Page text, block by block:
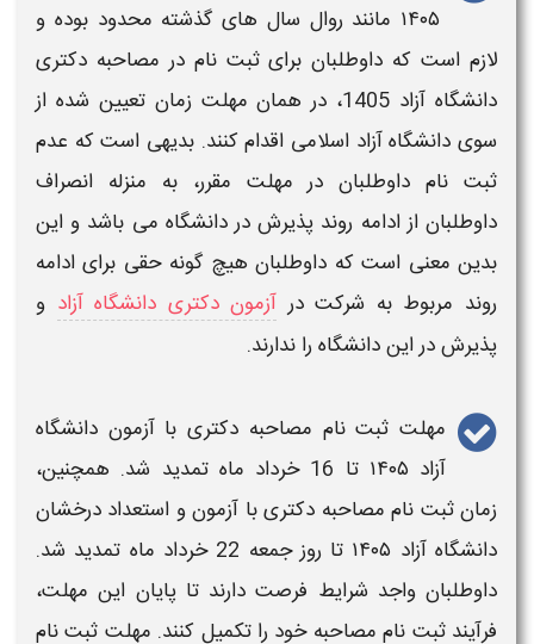
۱۴۰۵ مانند روال سال های گذشته محدود بوده و
لازم است که داوطلبان برایثبت نامدرمصاحبه دکتری
دانشگاه آزاد 1405
، در همان مهلت زمان تعیین شده از
سوی دانشگاه آزاد اسلامی اقدام کنند. بدیهی است که عدم
ثبت نامداوطلبان در مهلت مقرر، به منزله انصراف
داوطلبان از ادامه روند پذیرش دردانشگاه می باشد و این
بدین معنی است که داوطلبان هیچ گونه حقی برای ادامه
روند مربوط به شرکت در آزمون دکتری دانشگاه آزاد و
پذیرش در ایندانشگاه را ندارند.
مهلت ثبت‌ نام مصاحبه دکتری با آزمون دانشگاه
آزاد ۱۴۰۵
تا 16 خرداد ماه تمدید شد. همچنین،
زمان ثبت نام مصاحبه دکتری با آزمون و استعداد درخشان
دانشگاه آزاد ۱۴۰۵ تا روز جمعه 22 خرداد ماه تمدید شد.
داوطلبان واجد شرایط فرصت دارند تا پایان این مهلت،
فرآیندثبت‌ نام مصاحبه خود را تکمیل کنند. مهلت ثبت نام